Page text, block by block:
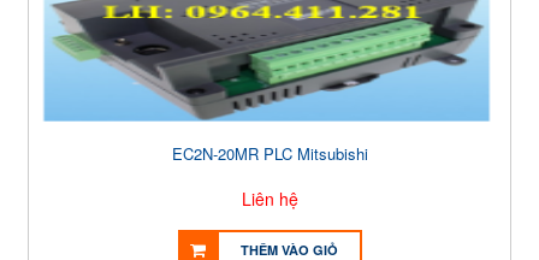
EC2N-20MR PLC Mitsubishi
Liên hệ
THÊM VÀO GIỎ